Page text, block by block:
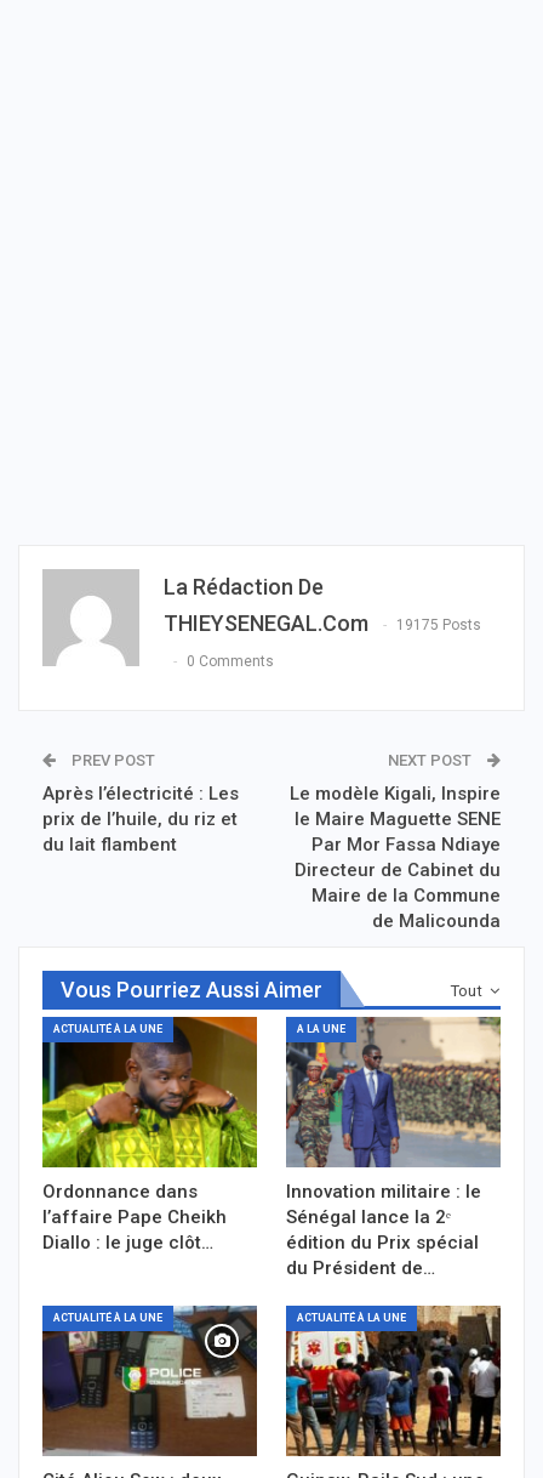
La Rédaction De
THIEYSENEGAL.com
19175 Posts
0 Comments
PREV POST
Après l’électricité : Les
prix de l’huile, du riz et
du lait flambent
NEXT POST
Le modèle Kigali, Inspire
le Maire Maguette SENE
Par Mor Fassa Ndiaye
Directeur de Cabinet du
Maire de la Commune
de Malicounda
Tout
Vous Pourriez Aussi Aimer
ACTUALITÉ À LA UNE
Ordonnance dans
l’affaire Pape Cheikh
Diallo : le juge clôt…
A LA UNE
Innovation militaire : le
Sénégal lance la 2ᵉ
édition du Prix spécial
du Président de…
ACTUALITÉ À LA UNE ACTUALITÉ À LA UNE